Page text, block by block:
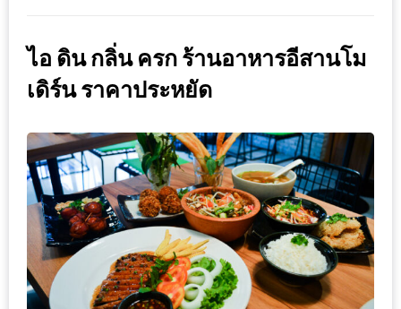
เดียว
ครบ
ครั้ง
ช้อป
ชิ
ลล์
ที่
ไอ ดิน กลิ่น ครก ร้านอาหารอีสานโม
เดิร์น ราคาประหยัด